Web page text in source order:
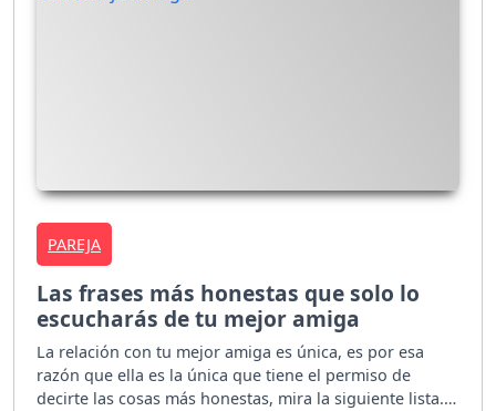
PAREJA
Las frases más honestas que solo lo
escucharás de tu mejor amiga
La relación con tu mejor amiga es única, es por esa
razón que ella es la única que tiene el permiso de
decirte las cosas más honestas, mira la siguiente lista.